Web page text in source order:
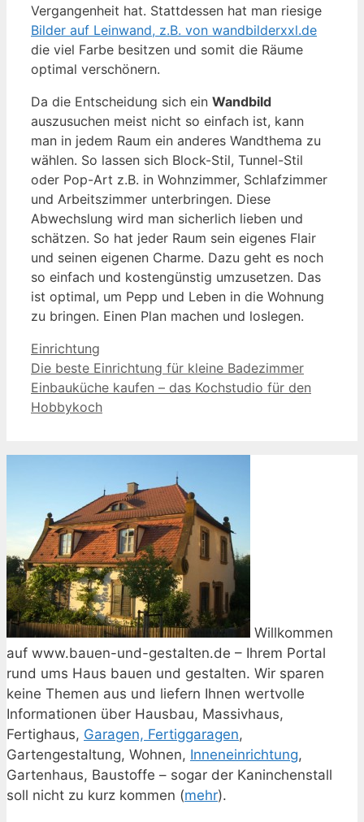
Vergangenheit hat. Stattdessen hat man riesige
Bilder auf Leinwand, z.B. von wandbilderxxl.de
die viel Farbe besitzen und somit die Räume
optimal verschönern.
Da die Entscheidung sich ein Wandbild
auszusuchen meist nicht so einfach ist, kann
man in jedem Raum ein anderes Wandthema zu
wählen. So lassen sich Block-Stil, Tunnel-Stil
oder Pop-Art z.B. in Wohnzimmer, Schlafzimmer
und Arbeitszimmer unterbringen. Diese
Abwechslung wird man sicherlich lieben und
schätzen. So hat jeder Raum sein eigenes Flair
und seinen eigenen Charme. Dazu geht es noch
so einfach und kostengünstig umzusetzen. Das
ist optimal, um Pepp und Leben in die Wohnung
zu bringen. Einen Plan machen und loslegen.
Kategorien
Einrichtung
Die beste Einrichtung für kleine Badezimmer
Einbauküche kaufen – das Kochstudio für den
Hobbykoch
Willkommen
auf www.bauen-und-gestalten.de – Ihrem Portal
rund ums Haus bauen und gestalten. Wir sparen
keine Themen aus und liefern Ihnen wertvolle
Informationen über Hausbau, Massivhaus,
Fertighaus, Garagen, Fertiggaragen,
Gartengestaltung, Wohnen, Inneneinrichtung,
Gartenhaus, Baustoffe – sogar der Kaninchenstall
soll nicht zu kurz kommen (mehr).